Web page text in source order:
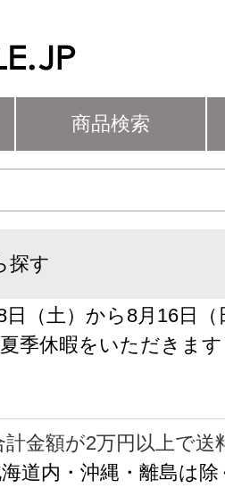
商品検索
探す
日（土）から8月16日
夏季休暇をいただきます
計金額が2万円以上で送
海道内・沖縄・離島は